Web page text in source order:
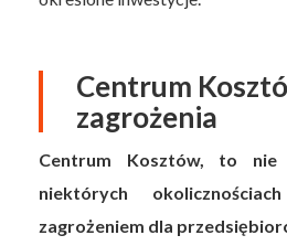
Centrum
zagrożenia
Centrum Kosztów, to
niektórych
zagrożeniem dla